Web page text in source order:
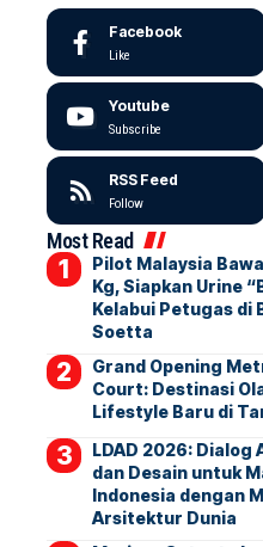
Facebook
Like
Youtube
Subscribe
RSS Feed
Follow
Most Read
Pilot Malaysia
Kg, Siapkan Urine
Kelabui Petugas di
Soetta
Grand Opening
Court: Destinasi
Lifestyle Baru di
LDAD 2026:
dan Desain untuk
Indonesia dengan
Arsitektur Dunia